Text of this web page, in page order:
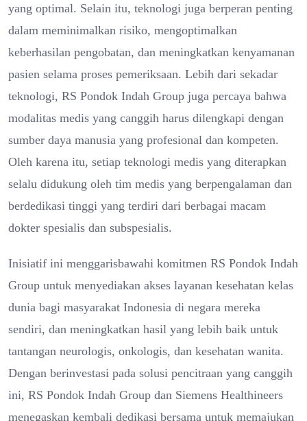
yang optimal. Selain itu, teknologi juga berperan penting
dalam meminimalkan risiko, mengoptimalkan
keberhasilan pengobatan, dan meningkatkan kenyamanan
pasien selama proses pemeriksaan. Lebih dari sekadar
teknologi, RS Pondok Indah Group juga percaya bahwa
modalitas medis yang canggih harus dilengkapi dengan
sumber daya manusia yang profesional dan kompeten.
Oleh karena itu, setiap teknologi medis yang diterapkan
selalu didukung oleh tim medis yang berpengalaman dan
berdedikasi tinggi yang terdiri dari berbagai macam
dokter spesialis dan subspesialis.
Inisiatif ini menggarisbawahi komitmen RS Pondok Indah
Group untuk menyediakan akses layanan kesehatan kelas
dunia bagi masyarakat Indonesia di negara mereka
sendiri, dan meningkatkan hasil yang lebih baik untuk
tantangan neurologis, onkologis, dan kesehatan wanita.
Dengan berinvestasi pada solusi pencitraan yang canggih
ini, RS Pondok Indah Group dan Siemens Healthineers
menegaskan kembali dedikasi bersama untuk memajukan